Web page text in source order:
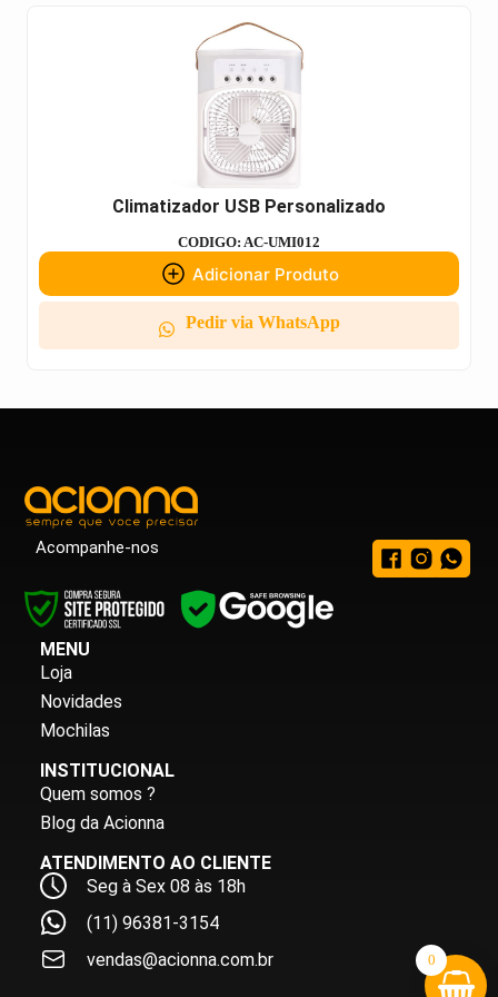
Climatizador USB Personalizado
CODIGO: AC-UMI012
Adicionar Produto
Pedir via WhatsApp
Acompanhe-nos
MENU
Loja
Novidades
Mochilas
INSTITUCIONAL
Quem somos ?
Blog da Acionna
ATENDIMENTO AO CLIENTE
Seg à Sex 08 às 18h
(11) 96381-3154
vendas@acionna.com.br
0